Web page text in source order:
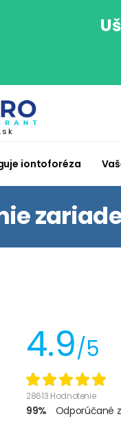
iontoforéza
4.9/5
28613 Hodnotenie
99% Odporúčané